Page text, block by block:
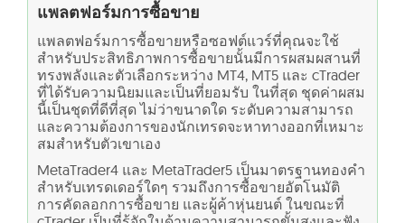
แพลตฟอร์มการซื้อขาย
แพลตฟอร์มการซื้อขายหรือซอฟต์แวร์ที่คุณจะใช้
สำหรับประสิทธิภาพการซื้อขายนั้นมีการผสมผสานที่
ทรงพลังและตัวเลือกระหว่าง MT4, MT5 และ cTrader
ที่ได้รับความนิยมและเป็นที่ยอมรับ ในที่สุด ชุดค่าผสม
นี้เป็นชุดที่ดีที่สุด ไม่ว่าขนาดใด ระดับความสามารถ
และความต้องการของนักเทรดจะหาทางออกที่เหมาะ
สมสำหรับตัวเขาเอง
MetaTrader4 และ MetaTrader5 เป็นมาตรฐานทองคำ
สำหรับเทรดเดอร์ใดๆ รวมถึงการซื้อขายอัตโนมัติ
การคัดลอกการซื้อขาย และผู้ค้าหุ่นยนต์ ในขณะที่